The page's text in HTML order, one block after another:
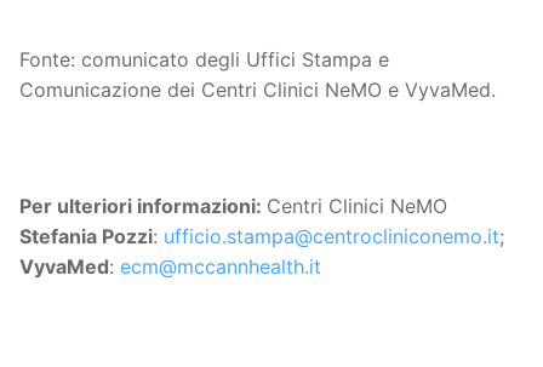
Fonte: comunicato degli Uffici Stampa e
Comunicazione dei Centri Clinici NeMO e VyvaMed.
Per ulteriori informazioni: Centri Clinici NeMO
Stefania Pozzi: ufficio.stampa@centrocliniconemo.it;
VyvaMed: ecm@mccannhealth.it